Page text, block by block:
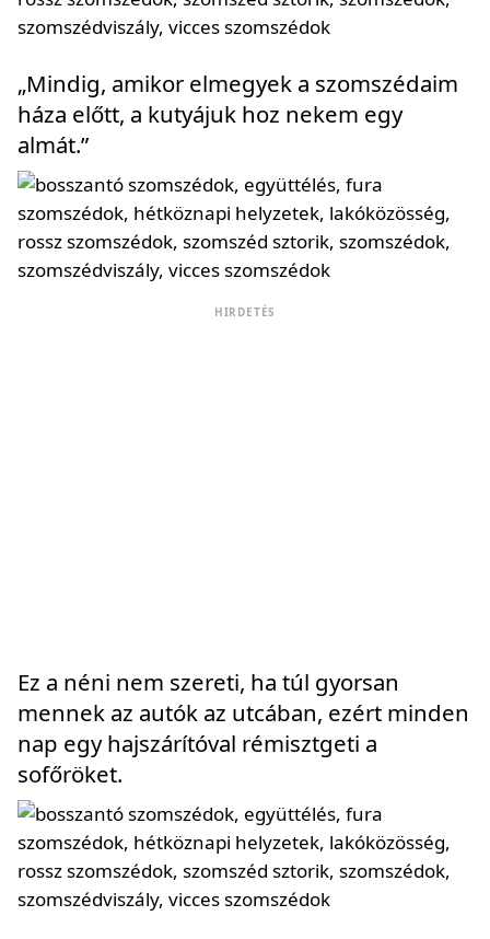
„Mindig, amikor elmegyek a szomszédaim
háza előtt, a kutyájuk hoz nekem egy
almát.”
HIRDETÉS
Ez a néni nem szereti, ha túl gyorsan
mennek az autók az utcában, ezért minden
nap egy hajszárítóval rémisztgeti a
sofőröket.